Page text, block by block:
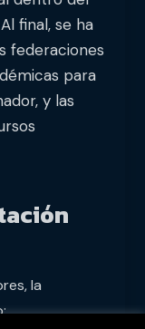
final, se ha
federaciones
para
y las
la